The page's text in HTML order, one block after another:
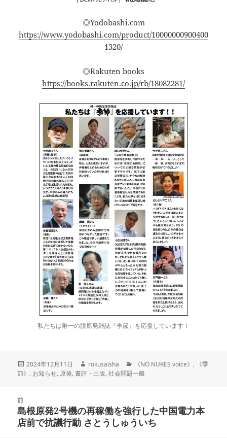
◎Yodobashi.com
https://www.yodobashi.com/product/10000000900400
1320/
◎Rakuten books
https://books.rakuten.co.jp/rb/18082281/
私たちは唯一の脱原発雑誌『季節』を応援しています！
投
稿
2024年12月11日
作
成
rokusaisha
カ
テ
《NO NUKES voice》 ,
《季
節》 , お知らせ, 原発,書評・出版,社会問題一般
前
前
の
島根原発2号機の再稼働を強行した中国電力本
店前で抗議行動 さとうしゅういち